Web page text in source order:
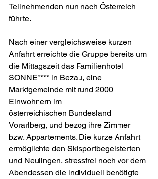
Teilnehmenden nun nach Österreich
führte.
Nach einer vergleichsweise kurzen
Anfahrt erreichte die Gruppe bereits um
die Mittagszeit das Familienhotel
SONNE**** in Bezau, eine
Marktgemeinde mit rund 2000
Einwohnern im
österreichischen Bundesland
Vorarlberg, und bezog ihre Zimmer
bzw. Appartements. Die kurze Anfahrt
ermöglichte den Skisportbegeisterten
und Neulingen, stressfrei noch vor dem
Abendessen die individuell benötigte